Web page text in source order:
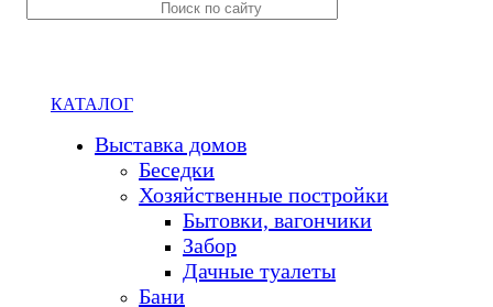
КАТАЛОГ
Выставка домов
Беседки
Хозяйственные постройки
Бытовки, вагончики
Забор
Дачные туалеты
Бани